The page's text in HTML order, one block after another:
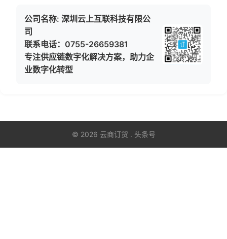
公司名称: 深圳云上互联科技有限公
司
联系电话：0755-26659381
专注供应链数字化解决方案，助力企
业数字化转型
© 2026 云商订货 . 头条号